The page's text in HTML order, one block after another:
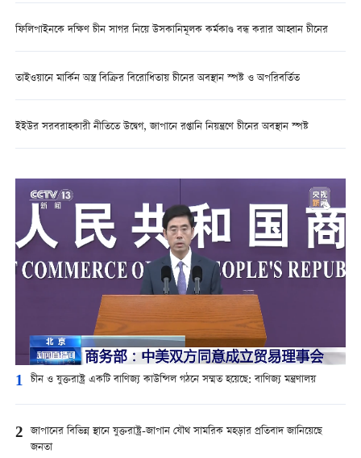
ফিলিপাইনকে দক্ষিণ চীন সাগর নিয়ে উসকানিমূলক কর্মকাণ্ড বন্ধ করার আহ্বান চীনের
তাইওয়ানে মার্কিন অস্ত্র বিক্রির বিরোধিতায় চীনের অবস্থান স্পষ্ট ও অপরিবর্তিত
ইইউর সরবরাহকারী নীতিতে উদ্বেগ, জাপানে রপ্তানি নিয়ন্ত্রণে চীনের অবস্থান স্পষ্ট
1 চীন ও যুক্তরাষ্ট্র একটি বাণিজ্য কাউন্সিল গঠনে সম্মত হয়েছে: বাণিজ্য মন্ত্রণালয়
2 জাপানের বিভিন্ন স্থানে যুক্তরাষ্ট্র-জাপান যৌথ সামরিক মহড়ার প্রতিবাদ জানিয়েছে
জনতা